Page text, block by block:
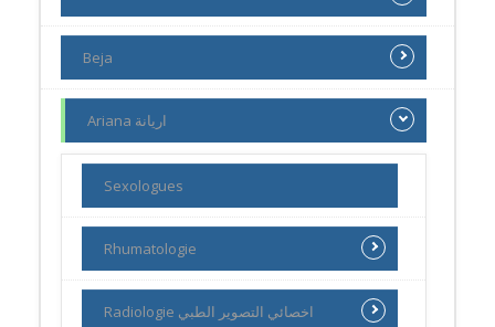
Beja
Ariana اريانة
Sexologues
Rhumatologie
Radiologie اخصائي التصوير الطبي